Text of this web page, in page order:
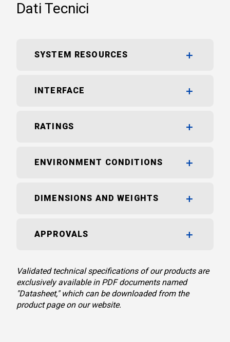
Dati Tecnici
SYSTEM RESOURCES
INTERFACE
RATINGS
ENVIRONMENT CONDITIONS
DIMENSIONS AND WEIGHTS
APPROVALS
Validated technical specifications of our products are
exclusively available in PDF documents named
"Datasheet," which can be downloaded from the
product page on our website.